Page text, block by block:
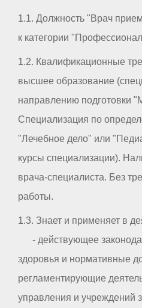
1.1. Должность "Врач
к категории
1.2. Квалификационные
высшее образование
направлению подготовки
Специализация по
"Лечебное дело" или
курсы специализации).
врача-специалиста. Без
работы.
1.3. Знает и применяет в
- действующее
здоровья и нормативные
регламентирующие
управления и учреждений